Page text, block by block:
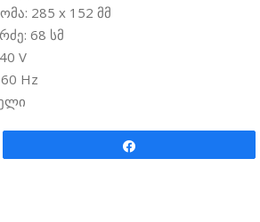
285 x 152 მმ
68 სმ
V
Hz